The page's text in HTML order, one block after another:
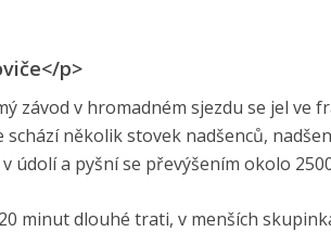
p>
závod v hromadném sjezdu se jel ve
schází několik stovek nadšenců,
údolí a pyšní se převýšením okolo
minut dlouhé trati, v menších